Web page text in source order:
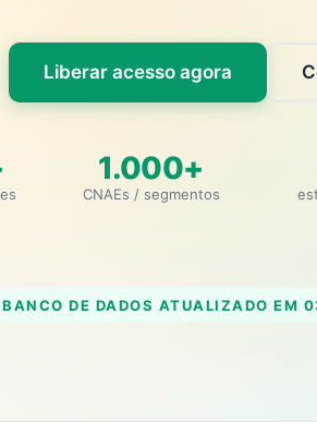
Liberar acesso agora
1.000+
CNAEs / segmentos
BANCO DE DADOS ATUALIZADO EM